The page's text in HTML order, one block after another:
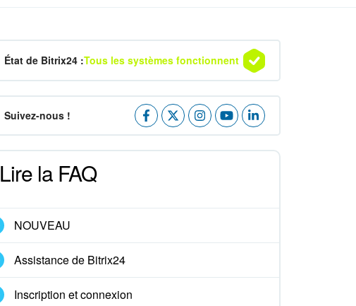
État de Bitrix24 :Tous les systèmes fonctionnent
Suivez-nous !
Lire la FAQ
NOUVEAU
Assistance de Bitrix24
Inscription et connexion